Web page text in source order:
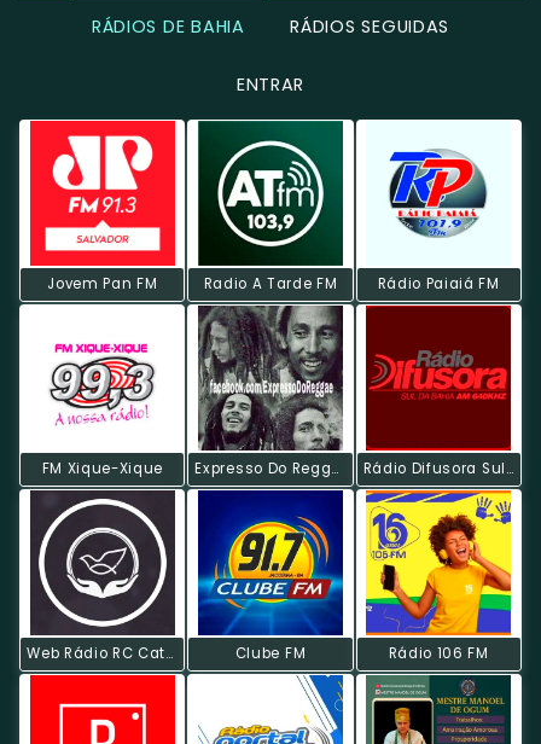
RÁDIOS DE BAHIA RÁDIOS SEGUIDAS
ENTRAR
Jovem Pan FM Radio A Tarde FM Rádio Paiaiá FM
FM Xique-Xique Expresso Do Reggae Rádio Difusora Sul Da Bahia
Web Rádio RC Católica De Poços Clube FM Rádio 106 FM